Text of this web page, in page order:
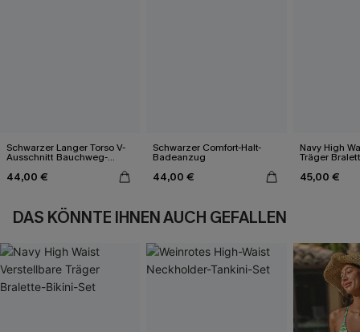
Schwarzer Langer Torso V-
Ausschnitt Bauchweg-
44,00 €
Schwarzer Comfort-Halt-
Badeanzug
44,00 €
Navy High
Träger
45,00 €
DAS KÖNNTE IHNEN AUCH GEFALLEN